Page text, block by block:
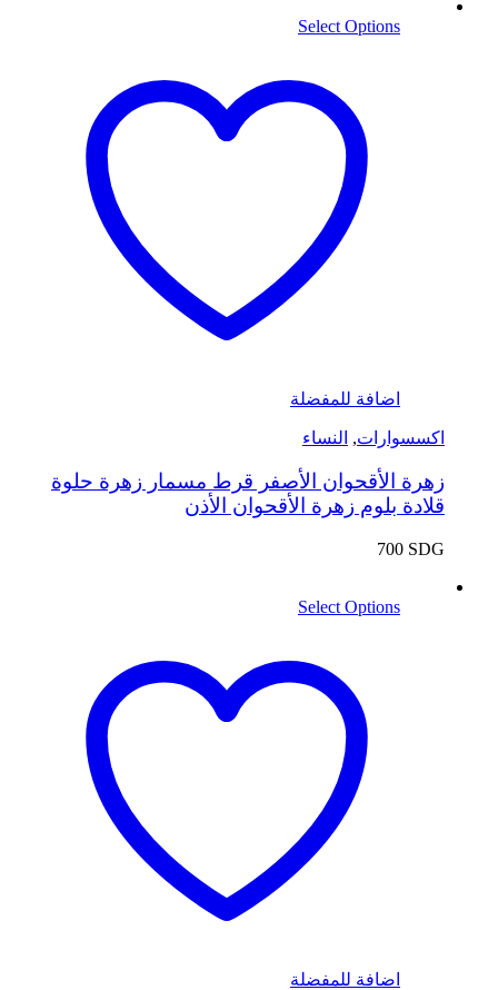
Select Options
اضافة للمفضلة
اكسسوارات, النساء
زهرة الأقحوان الأصفر قرط مسمار زهرة حلوة
قلادة بلوم زهرة الأقحوان الأذن
700 SDG
Select Options
اضافة للمفضلة